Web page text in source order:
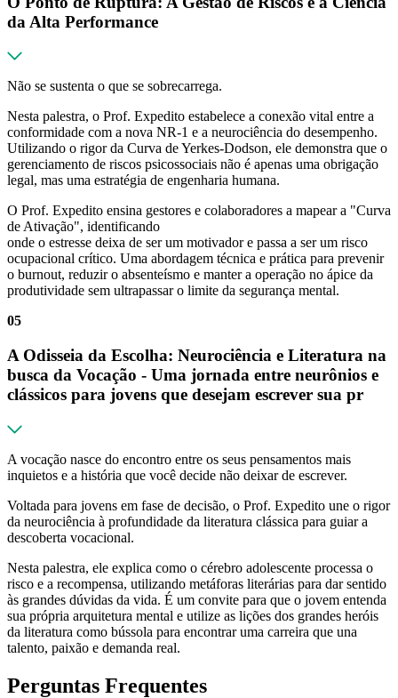
da Alta Performance
Não se sustenta o que se sobrecarrega.
Nesta palestra, o Prof. Expedito estabelece a conexão vital entre a
conformidade com a nova NR-1 e a neurociência do desempenho.
Utilizando o rigor da Curva de Yerkes-Dodson, ele demonstra que o
gerenciamento de riscos psicossociais não é apenas uma obrigação
legal, mas uma estratégia de engenharia humana.
O Prof. Expedito ensina gestores e colaboradores a mapear a "Curva
de Ativação", identificando
onde o estresse deixa de ser um motivador e passa a ser um risco
ocupacional crítico. Uma abordagem técnica e prática para prevenir
o burnout, reduzir o absenteísmo e manter a operação no ápice da
produtividade sem ultrapassar o limite da segurança mental.
05
A Odisseia da Escolha: Neurociência e Literatura na
busca da Vocação - Uma jornada entre neurônios e
clássicos para jovens que desejam escrever sua pr
A vocação nasce do encontro entre os seus pensamentos mais
inquietos e a história que você decide não deixar de escrever.
Voltada para jovens em fase de decisão, o Prof. Expedito une o rigor
da neurociência à profundidade da literatura clássica para guiar a
descoberta vocacional.
Nesta palestra, ele explica como o cérebro adolescente processa o
risco e a recompensa, utilizando metáforas literárias para dar sentido
às grandes dúvidas da vida. É um convite para que o jovem entenda
sua própria arquitetura mental e utilize as lições dos grandes heróis
da literatura como bússola para encontrar uma carreira que una
talento, paixão e demanda real.
Perguntas Frequentes